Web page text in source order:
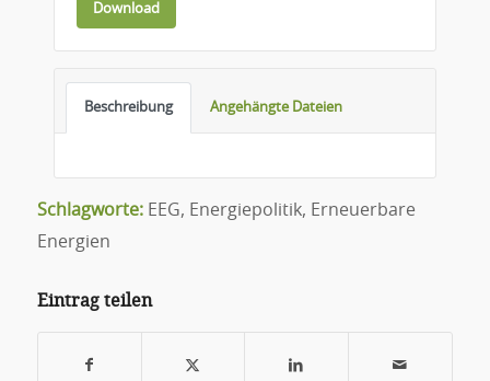
Download
Beschreibung Angehängte Dateien
Schlagworte: EEG, Energiepolitik, Erneuerbare
Energien
Eintrag teilen